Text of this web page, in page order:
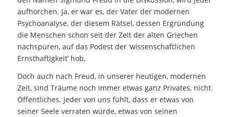
aufhorchen. Ja, er war es, der Vater der modernen
Psychoanalyse, der diesem Rätsel, dessen Ergründung
die Menschen schon seit der Zeit der alten Griechen
nachspüren, auf das Podest der ‘wissenschaftlichen
Ernsthaftigkeit’ hob.
Doch auch nach Freud, in unserer heutigen, modernen
Zeit, sind Träume noch immer etwas ganz Privates, nicht
Öffentliches. Jeder von uns fühlt, dass er etwas von
seiner Seele verraten würde, etwas von seinen